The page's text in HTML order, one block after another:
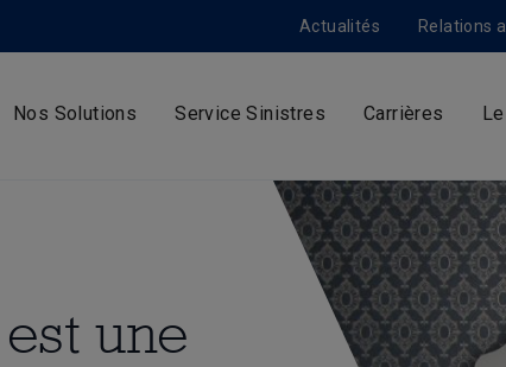
Actualités Relations
Nos Solutions Service Sinistres Carrières
une